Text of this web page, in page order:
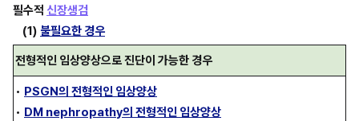
필수적 신장생검
(1) 불필요한 경우
전형적인 임상양상으로 진단이 가능한 경우
• PSGN의 전형적인 임상양상
• DM nephropathy의 전형적인 임상양상